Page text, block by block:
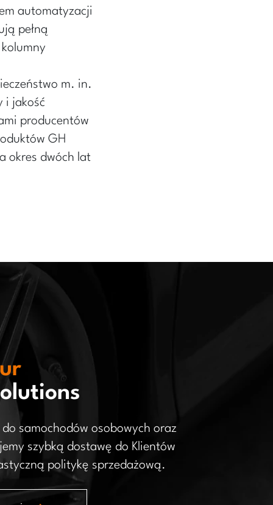
automatyzacji
pełną
m. in.
i jakość
producentów
GH
okres dwóch lat
samochodów osobowych oraz
szybką dostawę do Klientów
politykę sprzedażową.